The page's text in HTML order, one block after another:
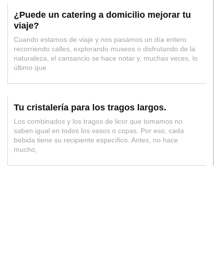
¿Puede un catering a domicilio mejorar tu
viaje?
Cuando estamos de viaje y nos pasamos un día entero
recorriendo calles, explorando museos o disfrutando de la
naturaleza, el cansancio se hace notar y, muchas veces, lo
último que
Tu cristalería para los tragos largos.
Los combinados y los tragos de licor que tomamos no
saben igual en todos los vasos o copas. Por eso, cada
bebida tiene su recipiente específico. Antes, no hace
mucho,